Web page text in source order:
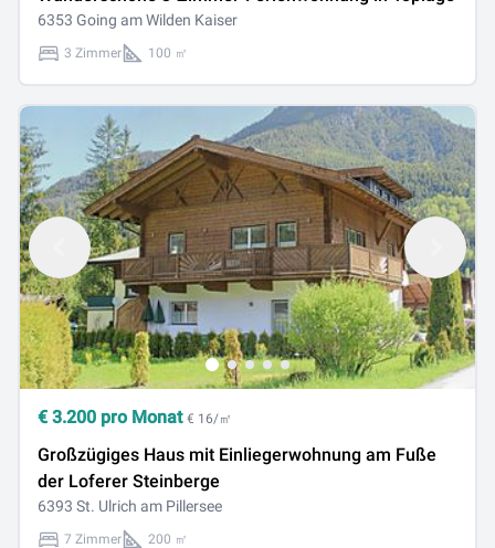
6353 Going am Wilden Kaiser
3 Zimmer 100 ㎡
€ 3.200 pro Monat € 16/㎡
Großzügiges Haus mit Einliegerwohnung am Fuße
der Loferer Steinberge
6393 St. Ulrich am Pillersee
7 Zimmer 200 ㎡